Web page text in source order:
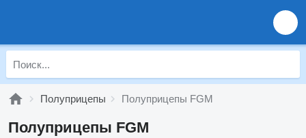
Полуприцепы Полуприцепы FGM
Полуприцепы FGM